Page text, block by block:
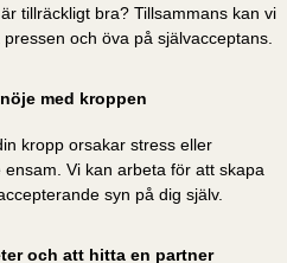
tillräckligt bra? Tillsammans kan vi
och öva på självacceptans.
med kroppen
kropp orsakar stress eller
ensam. Vi kan arbeta för att skapa
syn på dig själv.
och att hitta en partner